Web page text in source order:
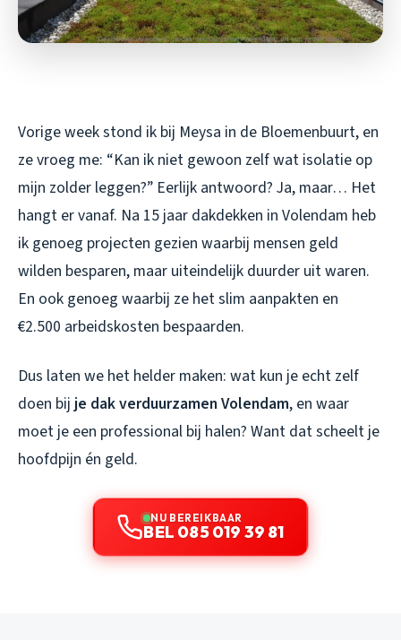
Vorige week stond ik bij Meysa in de Bloemenbuurt, en
ze vroeg me: “Kan ik niet gewoon zelf wat isolatie op
mijn zolder leggen?” Eerlijk antwoord? Ja, maar… Het
hangt er vanaf. Na 15 jaar dakdekken in Volendam heb
ik genoeg projecten gezien waarbij mensen geld
wilden besparen, maar uiteindelijk duurder uit waren.
En ook genoeg waarbij ze het slim aanpakten en
€2.500 arbeidskosten bespaarden.
Dus laten we het helder maken: wat kun je echt zelf
doen bij je dak verduurzamen Volendam, en waar
moet je een professional bij halen? Want dat scheelt je
hoofdpijn én geld.
NU BEREIKBAAR
BEL 085 019 39 81